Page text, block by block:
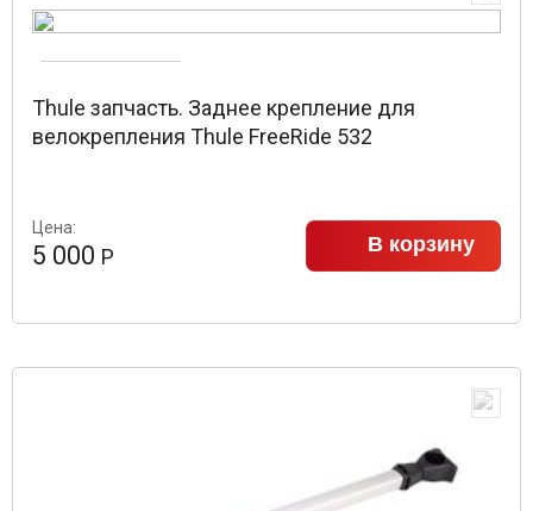
Thule запчасть. Заднее крепление для
велокрепления Thule FreeRide 532
Цена:
5 000 Р В корзину